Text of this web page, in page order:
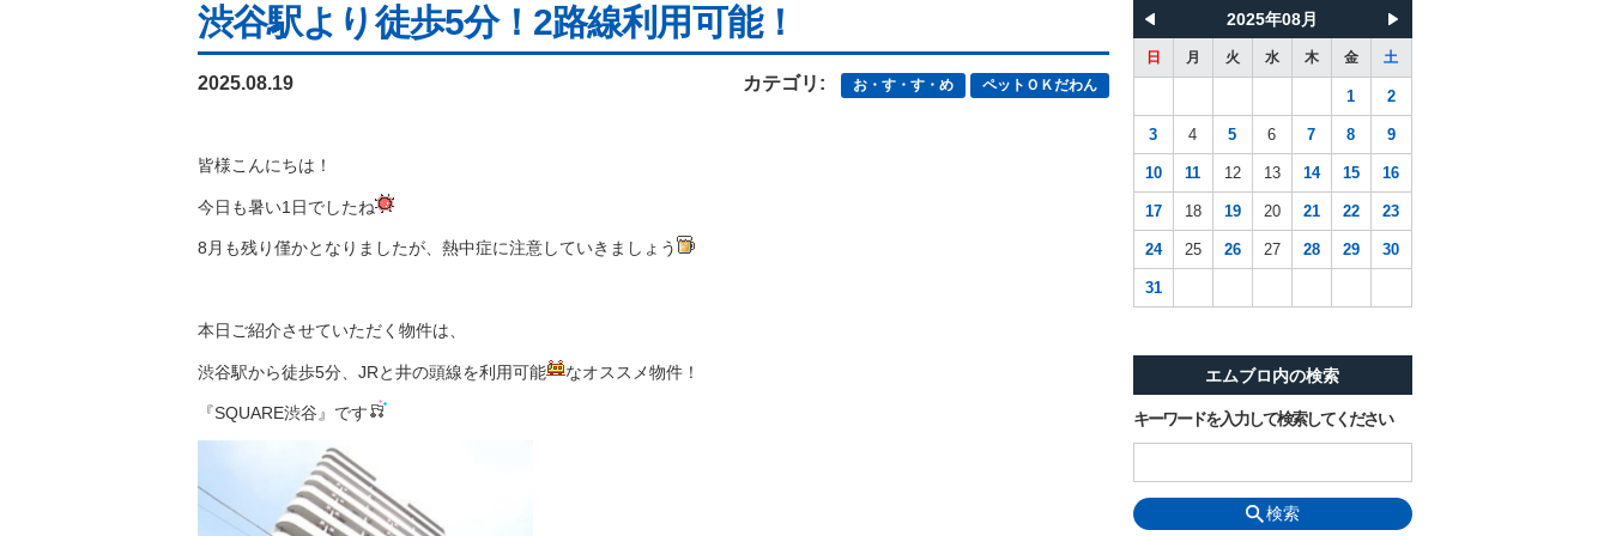
渋谷駅より徒歩5分！2路線利用可能！
2025.08.19 カテゴリ: お・す・す・め ペットＯＫだわん
皆様こんにちは！
今日も暑い1日でしたね
8月も残り僅かとなりましたが、熱中症に注意していきましょう
本日ご紹介させていただく物件は、
渋谷駅から徒歩5分、JRと井の頭線を利用可能 なオススメ物件！
『SQUARE渋谷』です
2025年08月
日 月 火 水 木 金 土
1 2
3 4 5 6 7 8 9
10 11 12 13 14 15 16
17 18 19 20 21 22 23
24 25 26 27 28 29 30
31
エムブロ内の検索
キーワードを入力して検索してください
検索